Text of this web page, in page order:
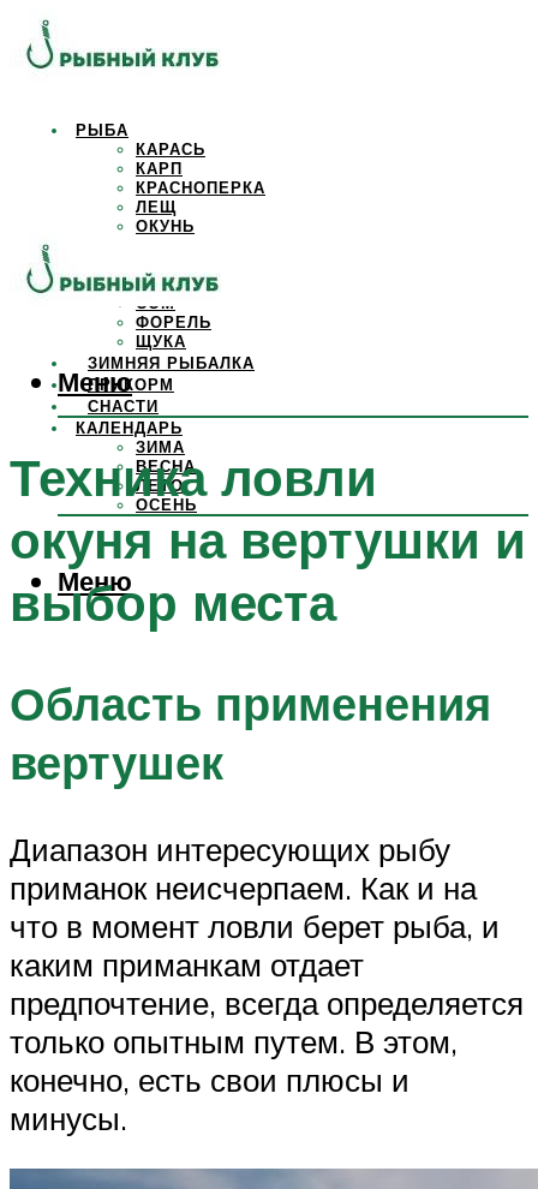
РЫБА
КАРАСЬ
КАРП
КРАСНОПЕРКА
ЛЕЩ
ОКУНЬ
САЗАН
СОМ
ФОРЕЛЬ
ЩУКА
ЗИМНЯЯ РЫБАЛКА
ПРИКОРМ
СНАСТИ
КАЛЕНДАРЬ
ЗИМА
ВЕСНА
ЛЕТО
ОСЕНЬ
Меню
Меню
Техника ловли
окуня на вертушки и
выбор места
Область применения
вертушек
Диапазон интересующих рыбу
приманок неисчерпаем. Как и на
что в момент ловли берет рыба, и
каким приманкам отдает
предпочтение, всегда определяется
только опытным путем. В этом,
конечно, есть свои плюсы и
минусы.